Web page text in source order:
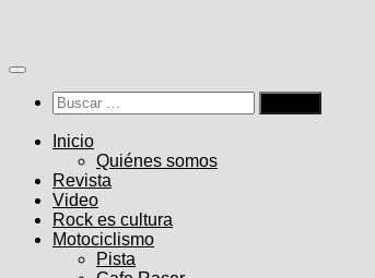
contenido
Buscar:
Inicio
Quiénes somos
Revista
Video
Rock es cultura
Motociclismo
Pista